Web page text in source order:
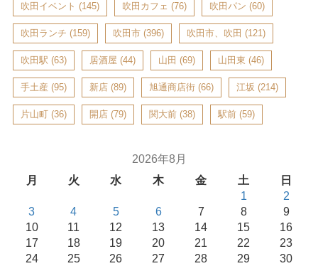
吹田イベント (145) 吹田カフェ (76) 吹田パン (60)
吹田ランチ (159) 吹田市 (396) 吹田市、吹田 (121)
吹田駅 (63) 居酒屋 (44) 山田 (69) 山田東 (46)
手土産 (95) 新店 (89) 旭通商店街 (66) 江坂 (214)
片山町 (36) 開店 (79) 関大前 (38) 駅前 (59)
2026年8月
月
火 水 木 金 土
日
1
2
3
4 5 6 7 8
9
10
11 12 13 14 15
16
17
18 19 20 21 22
23
24
25 26 27 28 29
30